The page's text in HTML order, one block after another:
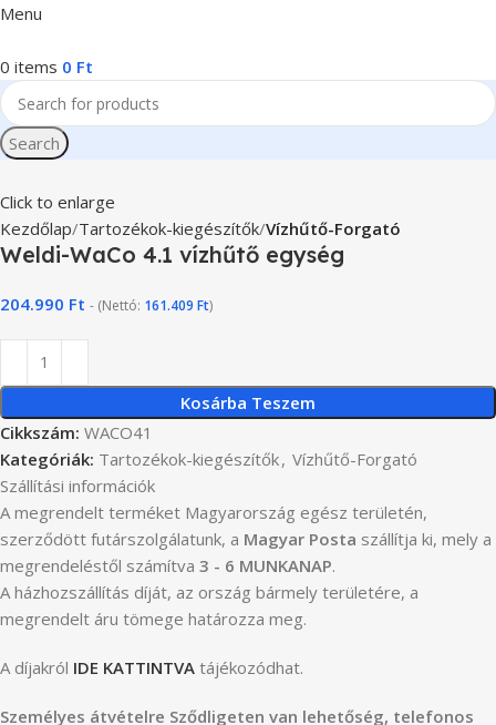
Menu
0 items 0 Ft
Search
Click to enlarge
Kezdőlap Tartozékok-kiegészítők Vízhűtő-Forgató
Weldi-WaCo 4.1 vízhűtő egység
204.990 Ft - (Nettó: 161.409 Ft)
Kosárba Teszem
Cikkszám: WACO41
Kategóriák: Tartozékok-kiegészítők, Vízhűtő-Forgató
Szállítási információk
A megrendelt terméket Magyarország egész területén,
szerződött futárszolgálatunk, a Magyar Posta szállítja ki, mely a
megrendeléstől számítva 3 - 6 MUNKANAP.
A házhozszállítás díját, az ország bármely területére, a
megrendelt áru tömege határozza meg.
A díjakról IDE KATTINTVA tájékozódhat.
Személyes átvételre Sződligeten van lehetőség, telefonos